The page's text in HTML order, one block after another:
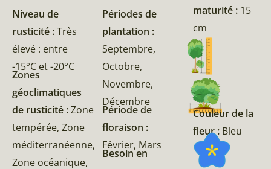
Niveau de
rusticité :Très
élevé : entre
-15°C et -20°C
Zones
géoclimatiques
de rusticité :Zone
tempérée, Zone
méditerranéenne,
Zone océanique,
Périodes de
plantation :
Septembre,
Octobre,
Novembre,
Décembre
Période de
floraison :
Février, Mars
Besoin en
maturité : 15
cm
Couleur de la
fleur : Bleu